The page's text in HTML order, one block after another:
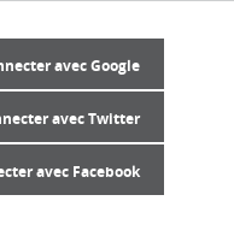
avec Google
avec Twitter
avec Facebook